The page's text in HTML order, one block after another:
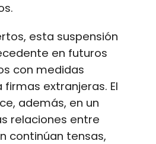
esta suspensión
en futuros
con medidas
extranjeras. El
además, en un
relaciones entre
continúan tensas,